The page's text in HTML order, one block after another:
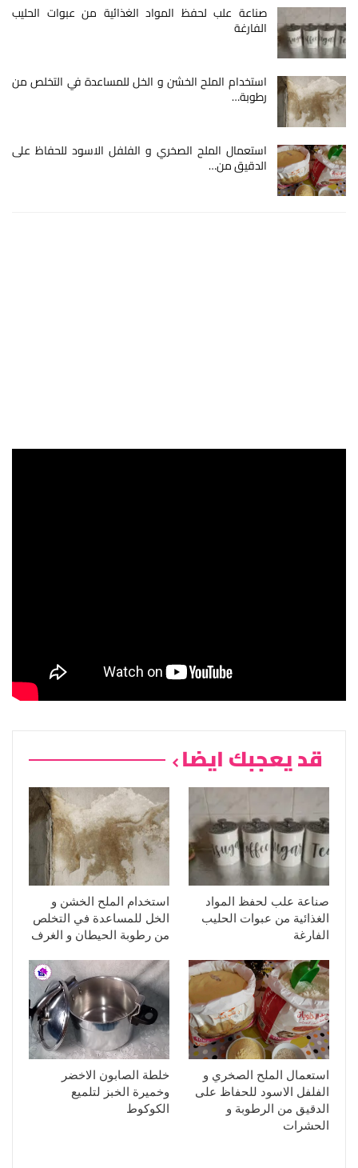
صناعة علب لحفظ المواد الغذائية من عبوات الحليب
الفارغة
استخدام الملح الخشن و الخل للمساعدة في التخلص من
رطوبة…
استعمال الملح الصخري و الفلفل الاسود للحفاظ على
الدقيق من…
قد يعجبك ايضا
صناعة علب لحفظ المواد
الغذائية من عبوات الحليب
الفارغة
استخدام الملح الخشن و
الخل للمساعدة في التخلص
من رطوبة الحيطان و الغرف
استعمال الملح الصخري و
الفلفل الاسود للحفاظ على
الدقيق من الرطوبة و
الحشرات
خلطة الصابون الاخضر
وخميرة الخبز لتلميع
الكوكوط